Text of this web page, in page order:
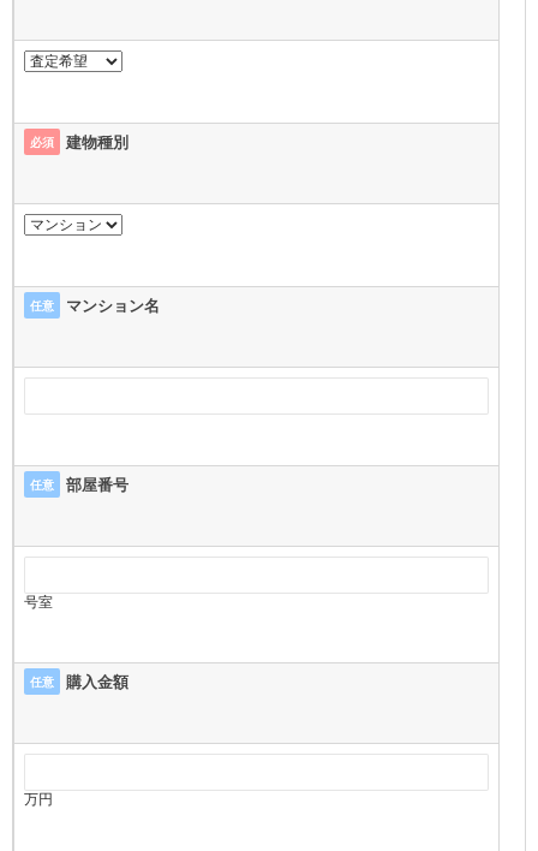
必須 建物種別
任意 マンション名
任意 部屋番号
号室
任意 購入金額
万円